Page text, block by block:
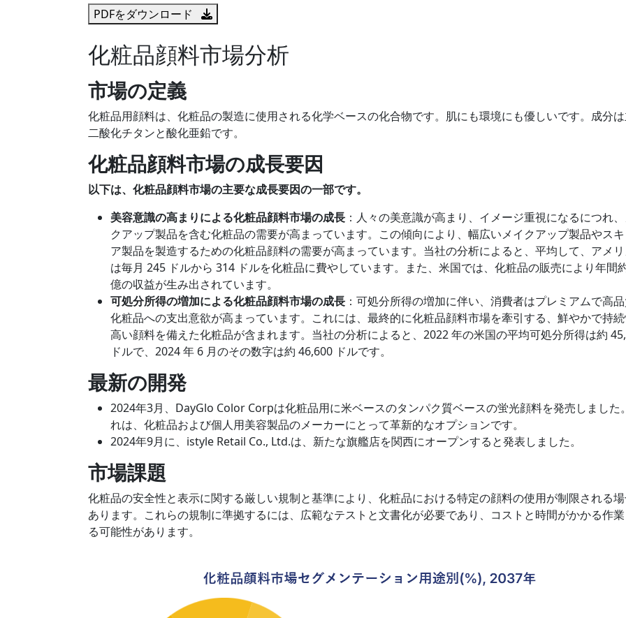
PDFをダウンロード
化粧品顔料市場分析
市場の定義
化粧品用顔料は、化粧品の製造に使用される化学ベースの化合物です。肌にも環境にも優しいです。成分
二酸化チタンと酸化亜鉛です。
化粧品顔料市場の成長要因
以下は、化粧品顔料市場の主要な成長要因の一部です。
美容意識の高まりによる化粧品顔料市場の成長 ：人々の美意識が高まり、イメージ重視になるにつれ
クアップ製品を含む化粧品の需要が高まっています。この傾向により、幅広いメイクアップ製品やス
ア製品を製造するための化粧品顔料の需要が高まっています。当社の分析によると、平均して、アメ
は毎月 245 ドルから 314 ドルを化粧品に費やしています。また、米国では、化粧品の販売により年間
億の収益が生み出されています。
可処分所得の増加による化粧品顔料市場の成長 ：可処分所得の増加に伴い、消費者はプレミアムで高
化粧品への支出意欲が高まっています。これには、最終的に化粧品顔料市場を牽引する、鮮やかで持
高い顔料を備えた化粧品が含まれます。当社の分析によると、2022 年の米国の平均可処分所得は約
ドルで、2024 年 6 月のその数字は約 46,600 ドルです。
最新の開発
2024年3月、DayGlo Color Corpは化粧品用に米ベースのタンパク質ベースの蛍光顔料を発売しました
れは、化粧品および個人用美容製品のメーカーにとって革新的なオプションです。
2024年9月に、istyle Retail Co., Ltd.は、新たな旗艦店を関西にオープンすると発表しました。
市場課題
化粧品の安全性と表示に関する厳しい規制と基準により、化粧品における特定の顔料の使用が制限される
あります。これらの規制に準拠するには、広範なテストと文書化が必要であり、コストと時間がかかる作
る可能性があります。